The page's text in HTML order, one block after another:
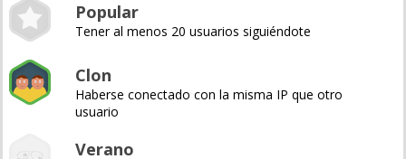
Popular
Tener al menos 20 usuarios siguiéndote
Clon
Haberse conectado con la misma IP que otro
usuario
Verano